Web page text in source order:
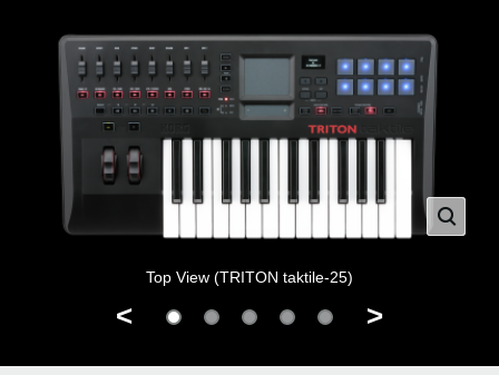
Top View (TRITON taktile-25)
< >